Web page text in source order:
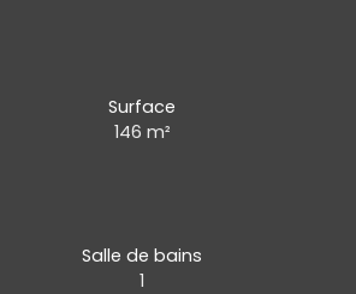
Surface
146 m²
Salle de bains
1